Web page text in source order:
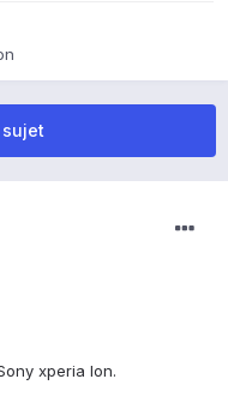
xperia Ion.